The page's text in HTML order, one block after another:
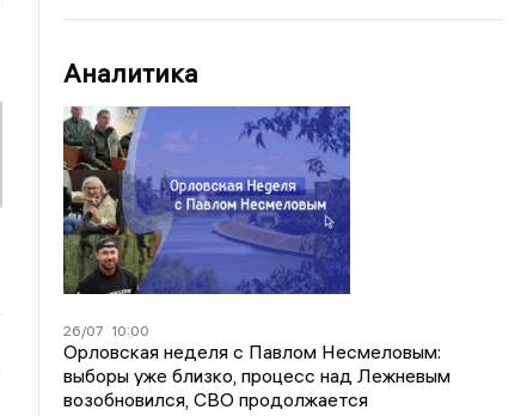
Аналитика
26/07 10:00
Орловская неделя с Павлом Несмеловым:
выборы уже близко, процесс над Лежневым
возобновился, СВО продолжается